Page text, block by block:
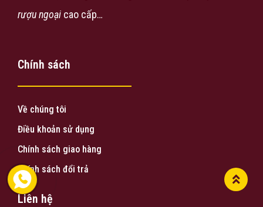
rượu ngoại cao cấp…
Chính sách
Về chúng tôi
Điều khoản sử dụng
Chính sách giao hàng
Chính sách đổi trả
Liên hệ